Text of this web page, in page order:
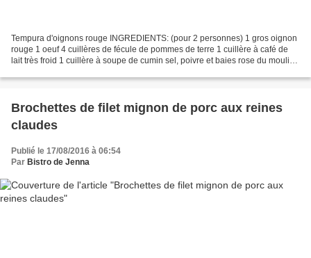
Tempura d'oignons rouge INGREDIENTS: (pour 2 personnes) 1 gros oignon
rouge 1 oeuf 4 cuillères de fécule de pommes de terre 1 cuillère à café de
lait très froid 1 cuillère à soupe de cumin sel, poivre et baies rose du moulin
Brochettes de filet mignon de porc aux reines
claudes
Publié le 17/08/2016 à 06:54
Par Bistro de Jenna